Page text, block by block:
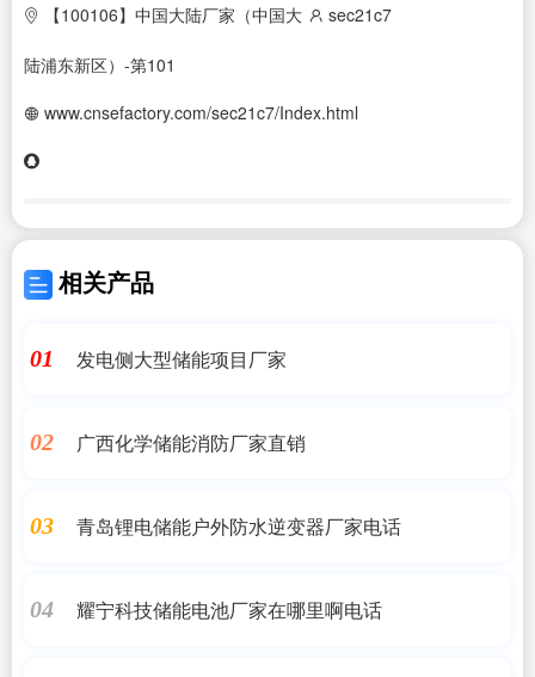
【100106】中国大陆厂家（中国大
陆浦东新区）-第101
sec21c7
www.cnsefactory.com/sec21c7/Index.html
相关产品
01 发电侧大型储能项目厂家
02 广西化学储能消防厂家直销
03 青岛锂电储能户外防水逆变器厂家电话
04 耀宁科技储能电池厂家在哪里啊电话